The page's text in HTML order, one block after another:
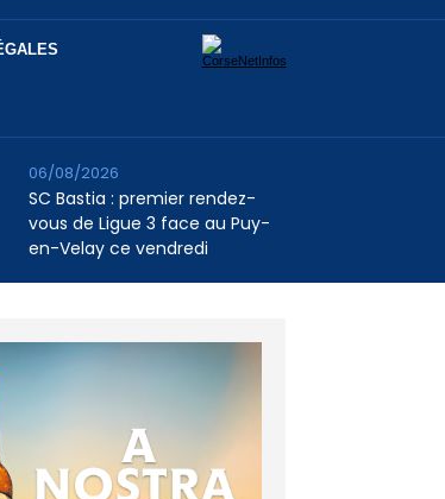
SC Bastia : premier rendez-
vous de Ligue 3 face au Puy-
en-Velay ce vendredi
06/08/2026